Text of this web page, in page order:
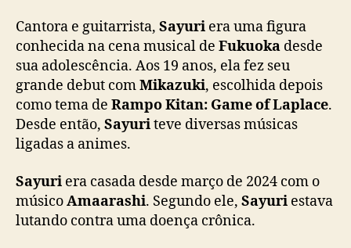
a
n
t
o
r
a
S
u
r
Cantora e guitarrista, Sayuri era uma figura
conhecida na cena musical de Fukuoka desde
sua adolescência. Aos 19 anos, ela fez seu
grande debut comMikazuki, escolhida depois
como tema de Rampo Kitan: Game of Laplace.
Desde então, Sayuriteve diversas músicas
ligadas a animes.
Sayuri era casada desde março de 2024 com o
músicoAmaarashi. Segundo ele, Sayuri estava
lutando contra uma doença crônica.